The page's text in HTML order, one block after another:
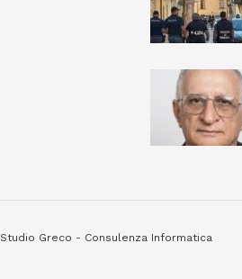
Studio Greco - Consulenza Informatica